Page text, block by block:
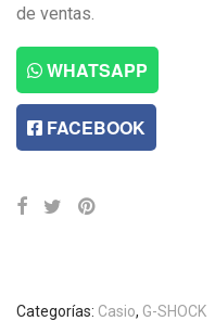
de ventas.
WHATSAPP
FACEBOOK
Categorías: Casio, G-SHOCK